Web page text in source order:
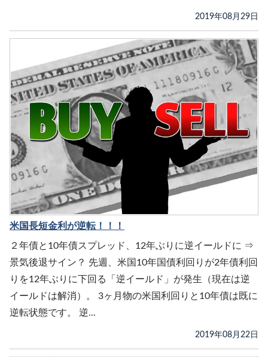
2019年08月29日
米国長短金利が逆転！！！
２年債と10年債スプレッド、12年ぶりに逆イールドに ⇒
景気後退サイン？ 先週、米国10年国債利回りが2年債利回
りを12年ぶりに下回る「逆イールド」が発生（現在は逆
イールドは解消）。 3ヶ月物の米国利回りと10年債は既に
逆転状態です。 逆...
2019年08月22日